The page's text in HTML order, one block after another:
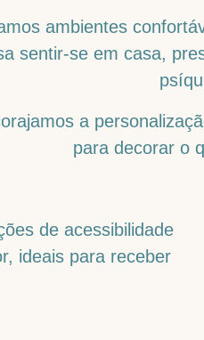
ambientes
sentir-se em casa,
a
para decorar o
de acessibilidade
ideais para receber